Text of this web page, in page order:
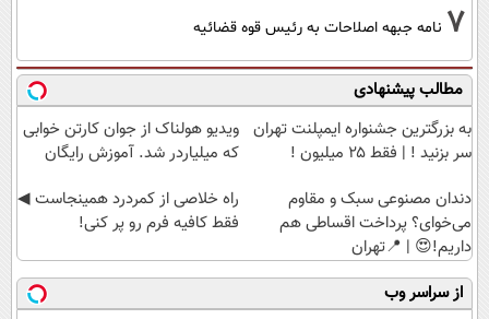
7 نامه جبهه اصلاحات به رئیس قوه قضائیه
مطالب پیشنهادی
به بزرگترین جشنواره ایمپلنت تهران
سر بزنید ! | فقط ۲۵ میلیون !
ویدیو هولناک از جوان کارتن خوابی
که میلیاردر شد. آموزش رایگان
دندان مصنوعی سبک و مقاوم
می‌خوای؟ پرداخت اقساطی هم
داریم!😍 | 📍تهران
‌راه خلاصی از کمردرد همینجاست ◀
فقط کافیه فرم رو پر کنی!
از سراسر وب